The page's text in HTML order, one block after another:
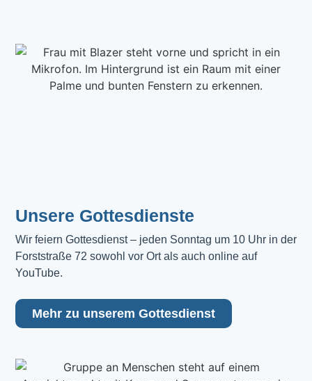
Unsere Gottesdienste
Wir feiern Gottesdienst – jeden Sonntag um 10 Uhr in der
Forststraße 72 sowohl vor Ort als auch online auf
YouTube.
Mehr zu unserem Gottesdienst